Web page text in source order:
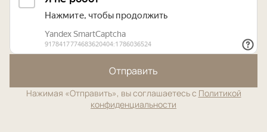
Отправить
Нажимая «Отправить», вы соглашаетесь с Политикой
конфиденциальности